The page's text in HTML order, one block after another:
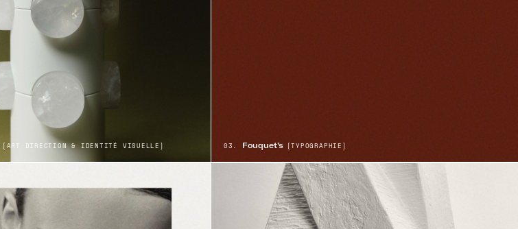
[ART DIRECTION & IDENTITÉ VISUELLE ] 03. Fouquet’s [TYPOGRAPHIE]